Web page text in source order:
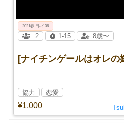
[ナイチンゲールはオレの
¥1,000
2021春 日-イ06
2 1-15 8歳〜
協力 恋愛